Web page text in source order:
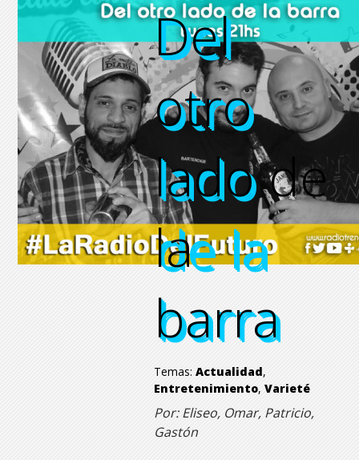
Del
otro
lado de
la
barra
Del
otro
lado
de la
barra
Del
otro
lado
de la
barra
Del
otro
lado
de la
barra
Temas: Actualidad,
Entretenimiento, Varieté
Por: Eliseo, Omar, Patricio,
Gastón